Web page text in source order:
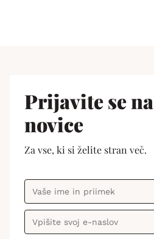
Prijavite se na
novice
Za vse, ki si želite stran več.